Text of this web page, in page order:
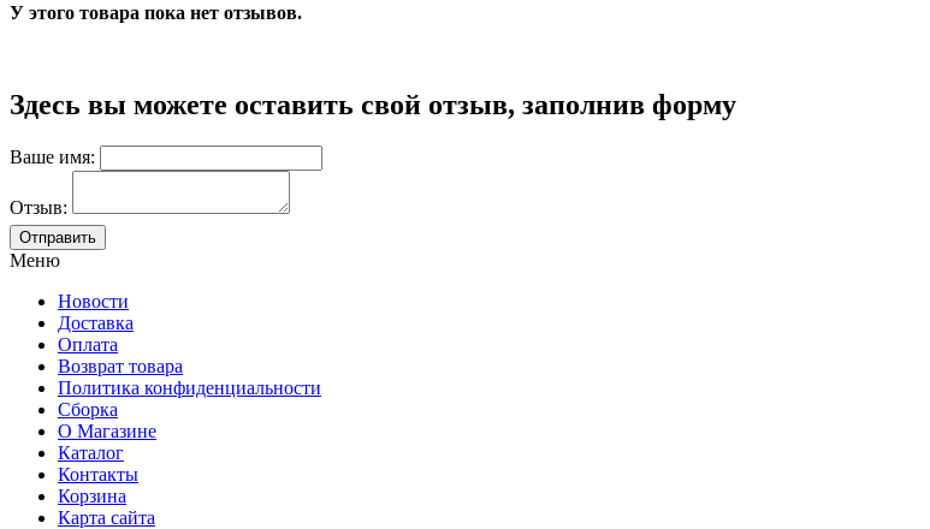
У этого товара пока нет отзывов.
Здесь вы можете оставить свой отзыв, заполнив форму
Ваше имя:
Отзыв:
Меню
Новости
Доставка
Оплата
Возврат товара
Политика конфиденциальности
Сборка
О Магазине
Каталог
Контакты
Корзина
Карта сайта